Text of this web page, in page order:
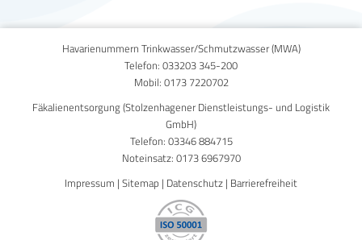
Published on5. Dezember 2017
Havarienummern Trinkwasser/Schmutzwasser (MWA)
Telefon: 033203 345-200
Mobil: 0173 7220702
Fäkalienentsorgung (Stolzenhagener Dienstleistungs- und Logistik
GmbH)
Telefon: 03346 884715
Noteinsatz: 0173 6967970
Impressum | Sitemap | Datenschutz | Barrierefreiheit